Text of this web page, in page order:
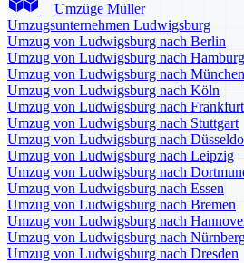
Umzüge Müller
Umzugsunternehmen Ludwigsburg
Umzug von Ludwigsburg nach Berlin
Umzug von Ludwigsburg nach Hamburg
Umzug von Ludwigsburg nach München
Umzug von Ludwigsburg nach Köln
Umzug von Ludwigsburg nach
Umzug von Ludwigsburg nach Stuttgart
Umzug von Ludwigsburg nach
Umzug von Ludwigsburg nach Leipzig
Umzug von Ludwigsburg nach
Umzug von Ludwigsburg nach Essen
Umzug von Ludwigsburg nach Bremen
Umzug von Ludwigsburg nach
Umzug von Ludwigsburg nach
Umzug von Ludwigsburg nach Dresden